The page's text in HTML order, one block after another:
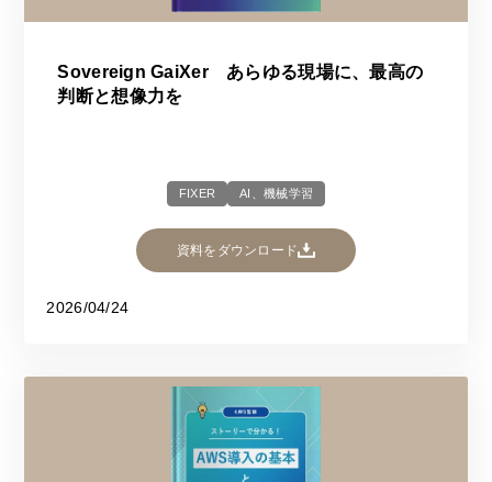
Sovereign GaiXer あらゆる現場に、最高の
判断と想像力を
FIXER AI、機械学習
資料をダウンロード
2026/04/24